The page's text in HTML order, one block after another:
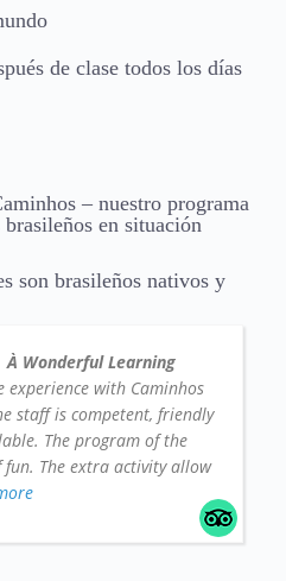
de clase todos los días
– nuestro programa
en situación
son brasileños nativos y
À Wonderful Learning
experience with Caminhos
staff is competent, friendly
The program of the
The extra activity allow